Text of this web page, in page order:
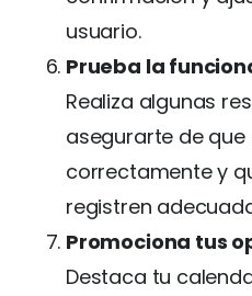
usuario.
Prueba la
Realiza algunas
asegurarte de
correctamente y
registren
Promociona tus
Destaca tu